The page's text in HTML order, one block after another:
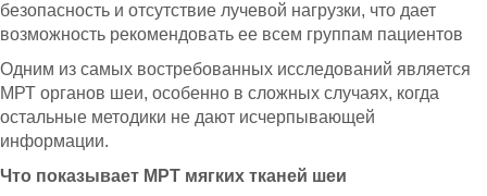
безопасность и отсутствие лучевой нагрузки, что дает
возможность рекомендовать ее всем группам пациентов
Одним из самых востребованных исследований является
МРТ органов шеи, особенно в сложных случаях, когда
остальные методики не дают исчерпывающей
информации.
Что показывает МРТ мягких тканей шеи